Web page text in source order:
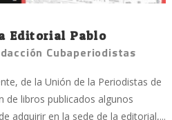
Editorial Pablo
Cubaperiodistas
de la Unión de la Periodistas de
de libros publicados algunos
adquirir en la sede de la editorial,...